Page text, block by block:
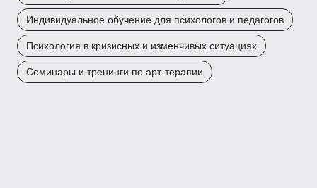
Индивидуальное обучение для психологов и педагогов
Психология в кризисных и изменчивых ситуациях
Семинары и тренинги по арт-терапии